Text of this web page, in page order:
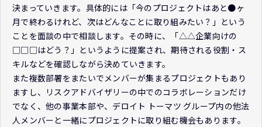
決まっていきます。具体的には「今のプロジェクトはあと●ヶ
月で終わるけれど、次はどんなことに取り組みたい？」という
ことを面談の中で相談します。その時に、「△△企業向けの
□□□はどう？」というように提案され、期待される役割・ス
キルなどを確認しながら決めていきます。
また複数部署をまたいでメンバーが集まるプロジェクトもあり
ますし、リスクアドバイザリーの中でのコラボレーションだけ
でなく、他の事業本部や、デロイト トーマツ グループ内の他法
人メンバーと一緒にプロジェクトに取り組む機会もあります。